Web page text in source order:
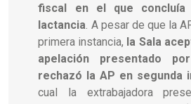
fiscal en el que concluía
lactancia. A pesar de que la
primera instancia, la Sala
apelación presentado
rechazó la AP en segunda
cual la extrabajadora